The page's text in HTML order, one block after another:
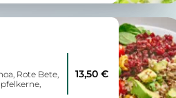
Rote Bete,
13,50 €